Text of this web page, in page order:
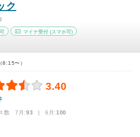
ク
マイナ受付 (スマホ可)
8:15〜）
3.40
数 7月:93 | 6月:100